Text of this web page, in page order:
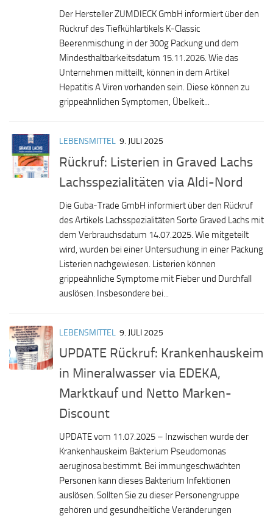
Der Hersteller ZUMDIECK GmbH informiert über den
Rückruf des Tiefkühlartikels K-Classic
Beerenmischung in der 300g Packung und dem
Mindesthaltbarkeitsdatum 15.11.2026. Wie das
Unternehmen mitteilt, können in dem Artikel
Hepatitis A Viren vorhanden sein. Diese können zu
grippeähnlichen Symptomen, Übelkeit...
LEBENSMITTEL 9. JULI 2025
Rückruf: Listerien in Graved Lachs
Lachsspezialitäten via Aldi-Nord
Die Guba-Trade GmbH informiert über den Rückruf
des Artikels Lachsspezialitäten Sorte Graved Lachs mit
dem Verbrauchsdatum 14.07.2025. Wie mitgeteilt
wird, wurden bei einer Untersuchung in einer Packung
Listerien nachgewiesen. Listerien können
grippeähnliche Symptome mit Fieber und Durchfall
auslösen. Insbesondere bei...
LEBENSMITTEL 9. JULI 2025
UPDATE Rückruf: Krankenhauskeim
in Mineralwasser via EDEKA,
Marktkauf und Netto Marken-
Discount
UPDATE vom 11.07.2025 – Inzwischen wurde der
Krankenhauskeim Bakterium Pseudomonas
aeruginosa bestimmt. Bei immungeschwächten
Personen kann dieses Bakterium Infektionen
auslösen. Sollten Sie zu dieser Personengruppe
gehören und gesundheitliche Veränderungen